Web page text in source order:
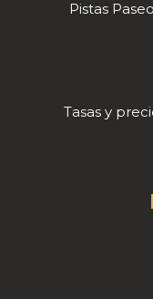
Pistas
Tasas y